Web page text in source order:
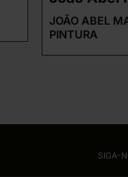
JOÃO ABEL
PINTURA
SIGA-